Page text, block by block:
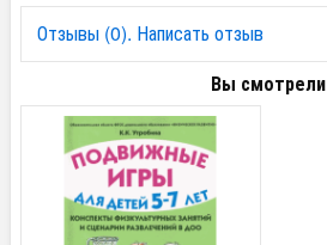
Отзывы (0). Написать отзыв
Вы смотрели